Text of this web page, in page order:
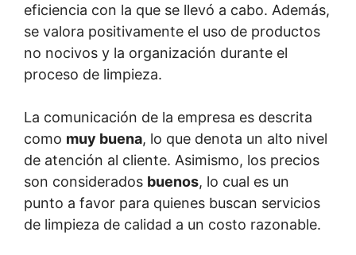
eficiencia con la que se llevó a cabo. Además,
se valora positivamente el uso de productos
no nocivos y la organización durante el
proceso de limpieza.
La comunicación de la empresa es descrita
como muy buena, lo que denota un alto nivel
de atención al cliente. Asimismo, los precios
son considerados buenos, lo cual es un
punto a favor para quienes buscan servicios
de limpieza de calidad a un costo razonable.